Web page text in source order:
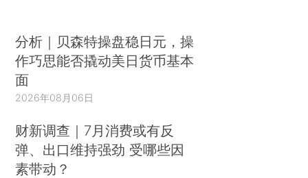
分析｜贝森特操盘稳日元，操
作巧思能否撬动美日货币基本
面
2026年08月06日
财新调查｜7月消费或有反
弹、出口维持强劲 受哪些因
素带动？